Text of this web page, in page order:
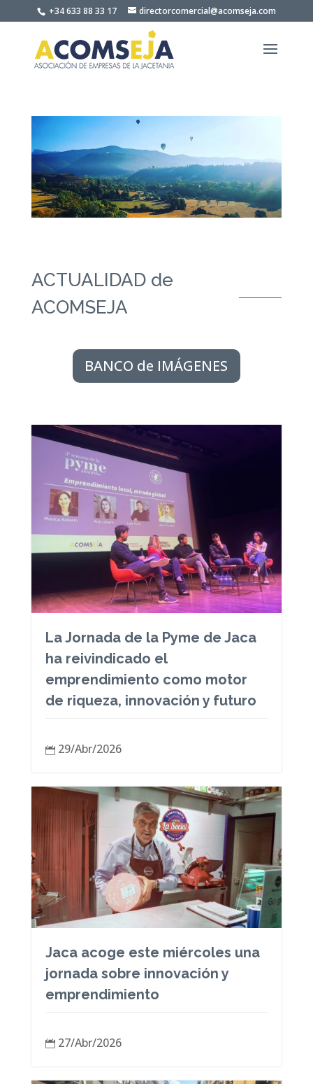
Skip to content+34 633 88 33 17 directorcomercial@acomseja.com
ACTUALIDAD de
ACOMSEJA
BANCO de IMÁGENES
La Jornada de la Pyme de Jaca
ha reivindicado el
emprendimiento como motor
de riqueza, innovación y futuro
 29/Abr/2026
Jaca acoge este miércoles una
jornada sobre innovación y
emprendimiento
 27/Abr/2026